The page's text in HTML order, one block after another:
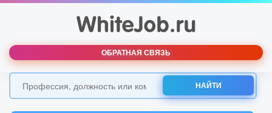
ОБРАТНАЯ СВЯЗЬ
НАЙТИ